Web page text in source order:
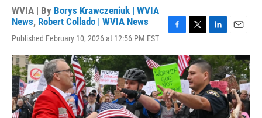
WVIA | By Borys Krawczeniuk | WVIA
News, Robert Collado | WVIA News
Published February 10, 2026 at 12:56 PM EST
c
e
b
o
o
k
i
t
t
e
r
n
k
e
d
I
n
a
i
l